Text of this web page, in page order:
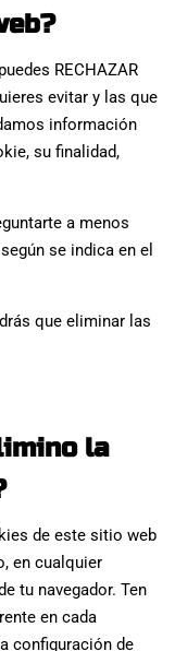
RECHAZAR
evitar y las que
información
su finalidad,
a menos
se indica en el
que eliminar las
la
de este sitio web
en cualquier
tu navegador. Ten
en cada
configuración de